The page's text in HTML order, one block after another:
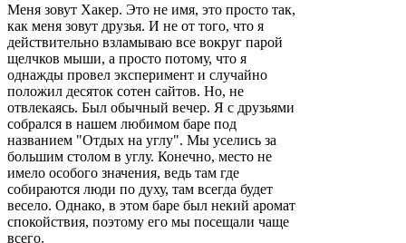
Меня зовут Хакер. Это не имя, это просто так,
как меня зовут друзья. И не от того, что я
действительно взламываю все вокруг парой
щелчков мыши, а просто потому, что я
однажды провел эксперимент и случайно
положил десяток сотен сайтов. Но, не
отвлекаясь. Был обычный вечер. Я с друзьями
собрался в нашем любимом баре под
названием "Отдых на углу". Мы уселись за
большим столом в углу. Конечно, место не
имело особого значения, ведь там где
собираются люди по духу, там всегда будет
весело. Однако, в этом баре был некий аромат
спокойствия, поэтому его мы посещали чаще
всего.